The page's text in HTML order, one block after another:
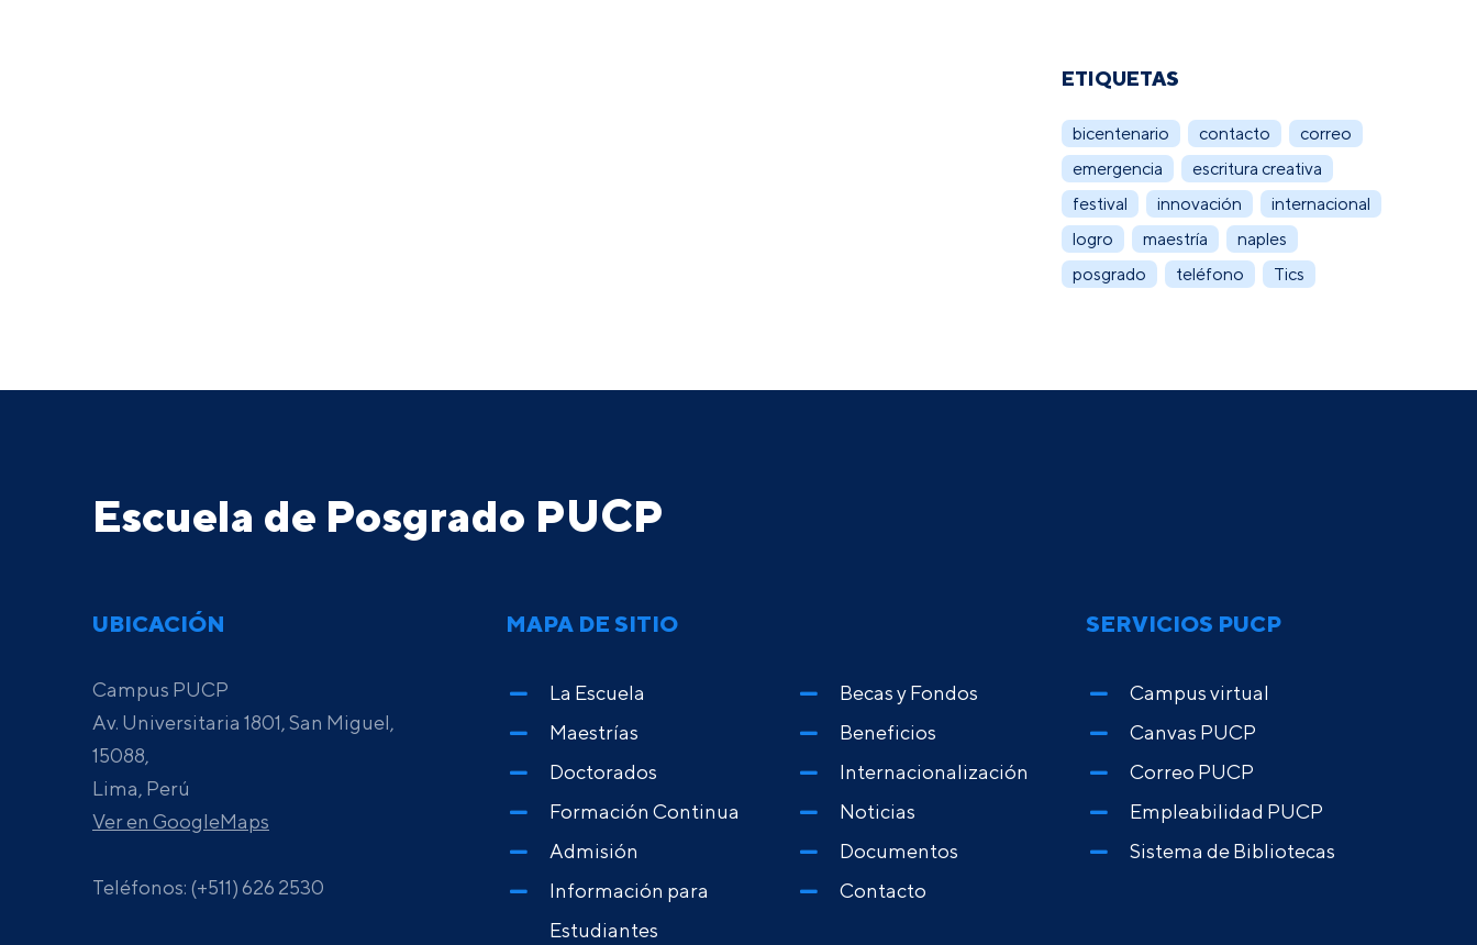
ETIQUETAS
bicentenario contacto
correo
emergencia
escritura creativa
festival
innovación
internacional
logro
maestría
naples
posgrado
teléfono Tics
Escuela de Posgrado PUCP
UBICACIÓN
Campus PUCP
Av. Universitaria 1801, San Miguel,
15088,
Lima, Perú
Ver en GoogleMaps
Teléfonos: (+511) 626 2530
MAPA DE SITIO
La Escuela
Maestrías
Doctorados
Formación Continua
Admisión
Información para
Estudiantes
Becas y Fondos
Beneficios
Internacionalización
Noticias
Documentos
Contacto
SERVICIOS PUCP
Campus virtual
Canvas PUCP
Correo PUCP
Empleabilidad PUCP
Sistema de Bibliotecas